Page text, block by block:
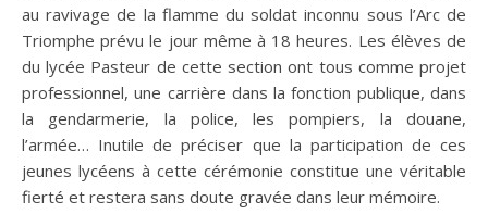
au ravivage de la flamme du soldat inconnu sous l’Arc de
Triomphe prévu le jour même à 18 heures. Les élèves de
du lycée Pasteur de cette section ont tous comme projet
professionnel, une carrière dans la fonction publique, dans
la gendarmerie, la police, les pompiers, la douane,
l’armée… Inutile de préciser que la participation de ces
jeunes lycéens à cette cérémonie constitue une véritable
fierté et restera sans doute gravée dans leur mémoire.